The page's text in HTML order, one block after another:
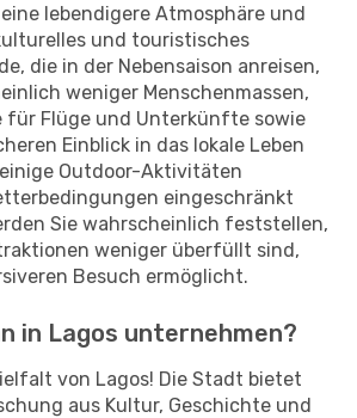
lebendigere Atmosphäre und
und touristisches
die in der Nebensaison anreisen,
weniger Menschenmassen,
für Flüge und Unterkünfte sowie
Einblick in das lokale Leben
Outdoor-Aktivitäten
eingeschränkt
Sie wahrscheinlich feststellen,
weniger überfüllt sind,
Besuch ermöglicht.
in Lagos unternehmen?
von Lagos! Die Stadt bietet
aus Kultur, Geschichte und